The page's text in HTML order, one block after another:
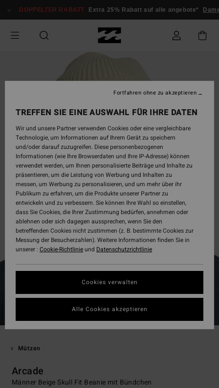
zur
springen
DOPPELTER RABATT Extra 25% Rabatt auf alle angebote*
Mützen
Arcade
Männer Beige Skull Fit Beanie mit Bündchen
TREFFEN SIE EINE AUSWAHL FÜR IHRE DATEN
Wir und unsere Partner verwenden Cookies oder eine vergleichbare
Technologie, um Informationen auf Ihrem Gerät zu speichern
und/oder darauf zuzugreifen. Diese personenbezogenen
Informationen (wie Ihre Browserdaten und Ihre IP-Adresse) können
verwendet werden, um Ihnen personalisierte Beiträge und Inhalte zu
präsentieren, um die Leistung von Werbung und Inhalten zu
messen, um Werbung zu personalisieren, und um mehr über ihr
Publikum zu erfahren, um die Produkte unserer Partner zu
entwickeln und zu verbessern. Sie können Ihre Wahl so einstellen,
dass Sie Cookies, die Ihrer Zustimmung bedürfen, annehmen oder
ablehnen oder sich dagegen aussprechen, wenn Sie den
betreffenden Cookies nicht zustimmen (z. B. bestimmte Cookies zur
Messung der Besucherzahlen). Weitere Informationen finden Sie in
unserer : Cookie-Richtlinieund Datenschutzrichtlinie
Cookies verwalten
Fortfahren ohne zu akzeptieren
Alle Cookies akzeptieren